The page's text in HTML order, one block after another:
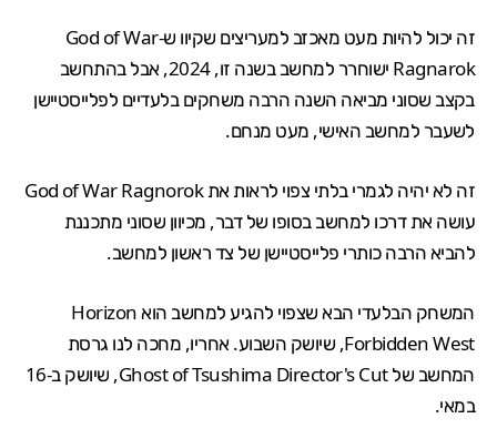
זה יכול להיות מעט מאכזב למעריצים שקיוו ש-God of War
Ragnarok ישוחרר למחשב בשנה זו, 2024, אבל בהתחשב
בקצב שסוני מביאה השנה הרבה משחקים בלעדיים לפלייסטיישן
לשעבר למחשב האישי, מעט מנחם.
זה לא יהיה לגמרי בלתי צפוי לראות את God of War Ragnorok
עושה את דרכו למחשב בסופו של דבר, מכיוון שסוני מתכננת
להביא הרבה כותרי פלייסטיישן של צד ראשון למחשב.
המשחק הבלעדי הבא שצפוי להגיע למחשב הואHorizon
Forbidden West, שיושק השבוע. אחריו, מחכה לנו גרסת
המחשב של Ghost of Tsushima Director's Cut, שיושק
ב-16
במאי.